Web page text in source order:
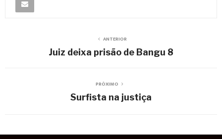
ANTERIOR
Juiz deixa prisão de Bangu 8
PRÓXIMO
Surfista na justiça